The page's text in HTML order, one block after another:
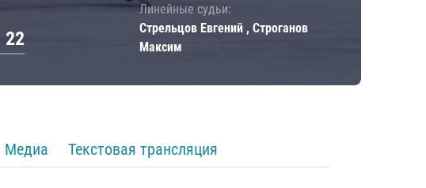
22
Линейные судьи:
Стрельцов Евгений , Строганов
Максим
Медиа Текстовая трансляция